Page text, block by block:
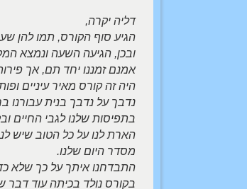
דליה יקרה,
הגיע סוף הקורס, תמו להן
ובכן, הגיעה השעה ונמצא
אמנם זמננו יחד תם, אך
היה זה קורס מאיר עיניים
נדבך על נדבך בנית עבורנו
בתפיסות שלנו לגבי החיים
הארת לנו על כל הטוב שיש
מסדר היום שלנו.
התבדחנו איתך על כך שלא
בקורס נולד בכיתה עוד